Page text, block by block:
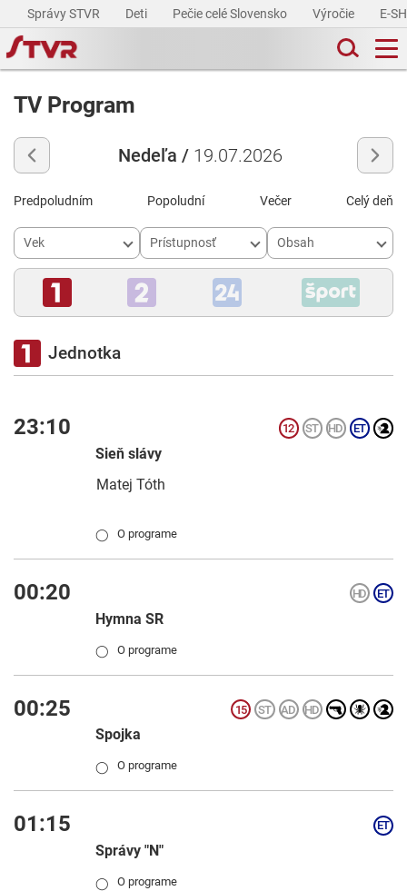
Správy STVR Deti Pečie celé Slovensko Výročie E-
TV Program
Nedeľa / 19.07.2026
Predpoludním Popoludní Večer Celý deň
Vek Prístupnosť Obsah
Jednotka
23:10
Sieň slávy
Matej Tóth
◯ O programe
00:20
Hymna SR
◯ O programe
00:25
Spojka
◯ O programe
01:15
Správy "N"
◯ O programe